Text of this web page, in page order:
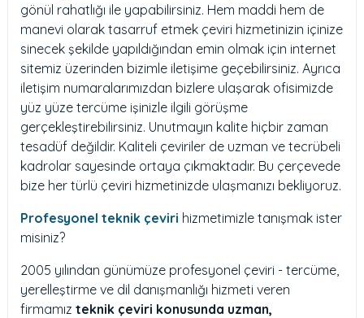
gönül rahatlığı ile yapabilirsiniz. Hem maddi hem de
manevi olarak tasarruf etmek çeviri hizmetinizin içinize
sinecek şekilde yapıldığından emin olmak için internet
sitemiz üzerinden bizimle iletişime geçebilirsiniz. Ayrıca
iletişim numaralarımızdan bizlere ulaşarak ofisimizde
yüz yüze tercüme işinizle ilgili görüşme
gerçekleştirebilirsiniz. Unutmayın kalite hiçbir zaman
tesadüf değildir. Kaliteli çeviriler de uzman ve tecrübeli
kadrolar sayesinde ortaya çıkmaktadır. Bu çerçevede
bize her türlü çeviri hizmetinizde ulaşmanızı bekliyoruz.
Profesyonel teknik çeviri hizmetimizle tanışmak ister
misiniz?
2005 yılından günümüze profesyonel çeviri - tercüme,
yerelleştirme ve dil danışmanlığı hizmeti veren
firmamız teknik çeviri konusunda uzman,